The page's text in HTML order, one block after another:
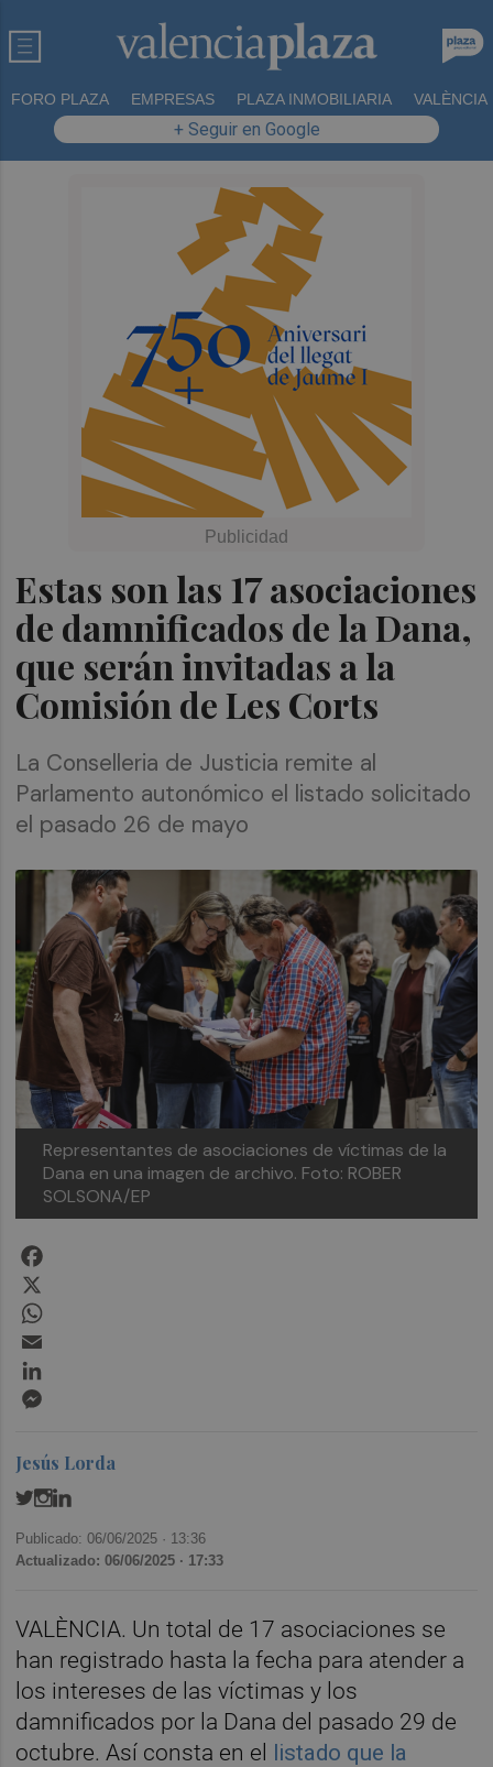
FORO PLAZA EMPRESAS PLAZA INMOBILIARIA VALÈNCIA
+ Seguir en Google
Estas son las 17 asociaciones
de damnificados de la Dana,
que serán invitadas a la
Comisión de Les Corts
La Conselleria de Justicia remite al
Parlamento autonómico el listado solicitado
el pasado 26 de mayo
Representantes de asociaciones de víctimas de la
Dana en una imagen de archivo. Foto: ROBER
SOLSONA/EP
Jesús Lorda
Publicado: 06/06/2025 · 13:36
Actualizado: 06/06/2025 · 17:33
VALÈNCIA. Un total de 17 asociaciones se
han registrado hasta la fecha para atender a
los intereses de las víctimas y los
damnificados por la Dana del pasado 29 de
octubre. Así consta en el listado que la